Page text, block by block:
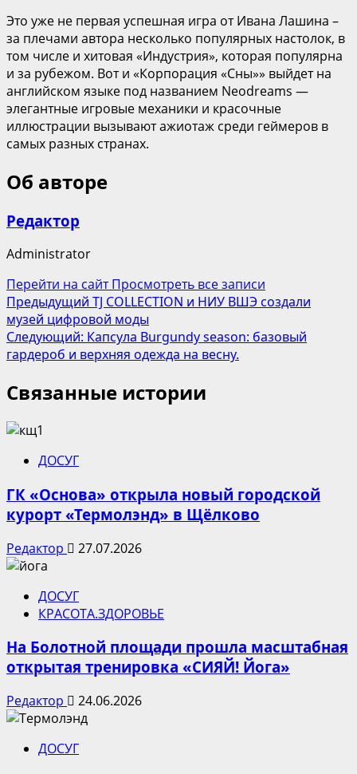
Это уже не первая успешная игра от Ивана Лашина –
за плечами автора несколько популярных настолок, в
том числе и хитовая «Индустрия», которая популярна
и за рубежом. Вот и «Корпорация «Сны»» выйдет на
английском языке под названием Neodreams —
элегантные игровые механики и красочные
иллюстрации вызывают ажиотаж среди геймеров в
самых разных странах.
Об авторе
Редактор
Administrator
Перейти на сайтПросмотреть все записи
Навигация
записи
Предыдущий TJ COLLECTION и НИУ ВШЭ создали
музей цифровой моды
Следующий: Капсула Burgundy season: базовый
гардероб и верхняя одежда на весну.
Связанные истории
ДОСУГ
ГК «Основа» открыла новый городской
курорт «Термолэнд» в Щёлково
Редактор 27.07.2026
ДОСУГ
КРАСОТА.ЗДОРОВЬЕ
На Болотной площади прошла масштабная
открытая тренировка «СИЯЙ! Йога»
Редактор 24.06.2026
ДОСУГ